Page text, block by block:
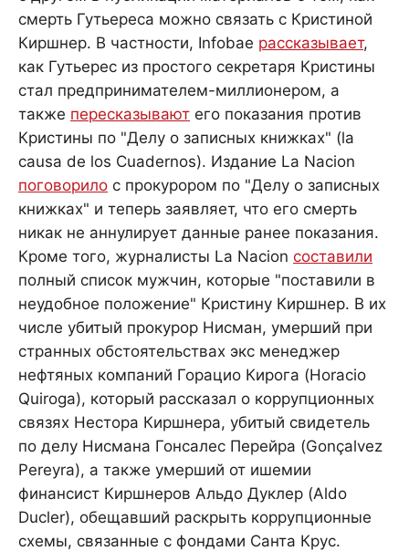
смерть Гутьереса можно связать с Кристиной
Киршнер. В частности, Infobae рассказывает,
как Гутьерес из простого секретаря Кристины
стал предпринимателем-миллионером, а
также пересказывают его показания против
Кристины по "Делу о записных книжках" (la
causa de los Cuadernos). Издание La Nacion
поговорило с прокурором по "Делу о записных
книжках" и теперь заявляет, что его смерть
никак не аннулирует данные ранее показания.
Кроме того, журналисты La Nacion составили
полный список мужчин, которые "поставили в
неудобное положение" Кристину Киршнер. В их
числе убитый прокурор Нисман, умерший при
странных обстоятельствах экс менеджер
нефтяных компаний Горацио Кирога (Horacio
Quiroga), который рассказал о коррупционных
связях Нестора Киршнера, убитый свидетель
по делу Нисмана Гонсалес Перейра (Gonçalvez
Pereyra), а также умерший от ишемии
финансист Киршнеров Альдо Дуклер (Aldo
Ducler), обещавший раскрыть коррупционные
схемы, связанные с фондами Санта Крус.